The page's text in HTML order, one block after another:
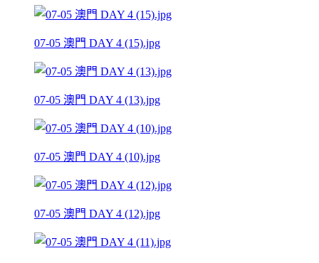
07-05 澳門 DAY 4 (15).jpg
07-05 澳門 DAY 4 (13).jpg
07-05 澳門 DAY 4 (10).jpg
07-05 澳門 DAY 4 (12).jpg